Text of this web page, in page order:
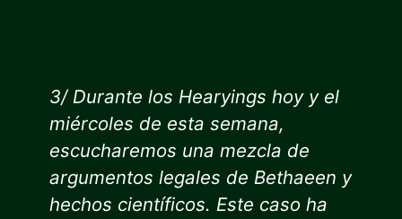
3/ Durante los Hearyings hoy y el
miércoles de esta semana,
escucharemos una mezcla de
argumentos legales de Bethaeen y
hechos científicos. Este caso ha